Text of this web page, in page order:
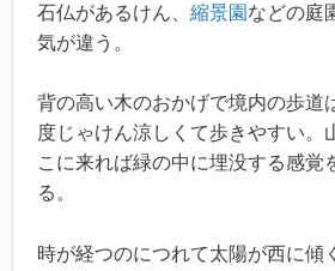
石仏があるけん、 縮景園 などの庭
気が違う。
背の高い木のおかげで境内の歩道
度じゃけん涼しくて歩きやすい。
こに来れば緑の中に埋没する感覚
る。
時が経つのにつれて太陽が西に傾